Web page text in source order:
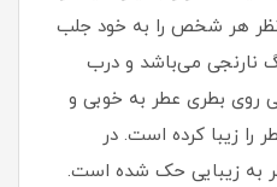
هر شخص را به خود جلب
نارنجی می‌باشد و درب
روی بطری عطر به خوبی و
را زیبا کرده است. در
به زیبایی حک شده است.